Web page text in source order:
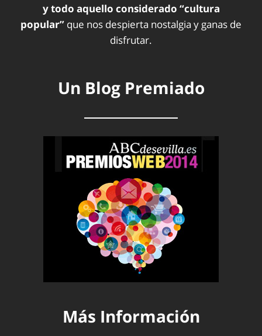
y todo aquello considerado “cultura
popular” que nos despierta nostalgia y ganas de
disfrutar.
Un Blog Premiado
Más Información